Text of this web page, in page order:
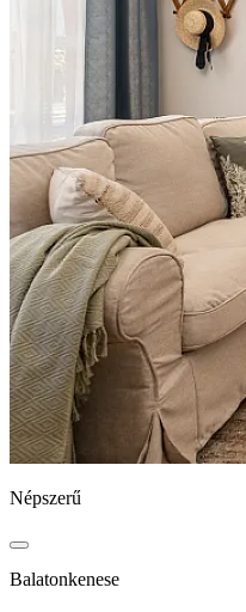
Népszerű
Balatonkenese